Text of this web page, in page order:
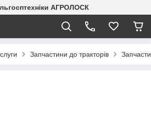
АГРОЛОСК
Запчастини до тракторів